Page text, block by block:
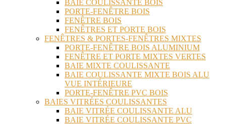
BAIE COULISSANTE BOIS
PORTE-FENÊTRE BOIS
FENÊTRE BOIS
FENÊTRES ET PORTE BOIS
FENÊTRES & PORTES-FENÊTRES MIXTES
PORTE-FENÊTRE BOIS ALUMINIUM
FENÊTRE ET PORTE MIXTES VERTES
BAIE MIXTE COULISSANTE
BAIE COULISSANTE MIXTE BOIS ALU
VUE INTÉRIEURE
PORTE-FENÊTRE PVC BOIS
BAIES VITRÉES COULISSANTES
BAIE VITRÉE COULISSANTE ALU
BAIE VITRÉE COULISSANTE PVC